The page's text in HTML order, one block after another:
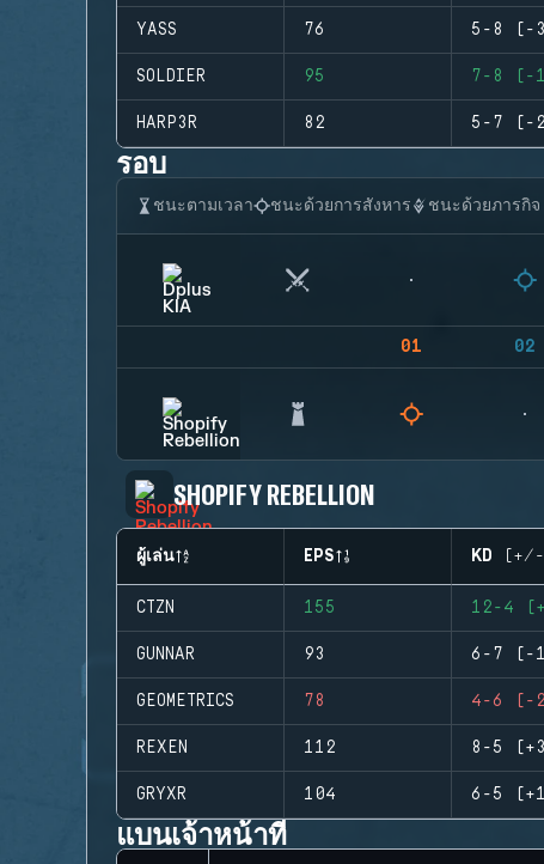
YASS 76 5-8 (-
SOLDIER 95 7-8 (-
HARP3R 82 5-7 (-
รอบ
ชนะตามเวลา ชนะด้วยการสังหาร ชนะด้วยภารกิจ
01 02
SHOPIFY REBELLION
ผู้เล่น EPS KD (+/-)
CTZN 155 12-4
GUNNAR 93 6-7 (-
GEOMETRICS 78 4-6 (-
REXEN 112 8-5
GRYXR 104 6-5
แบนเจ้าหน้าที่